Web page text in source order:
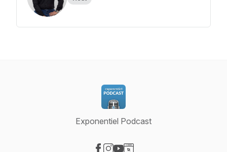
Exponentiel Podcast